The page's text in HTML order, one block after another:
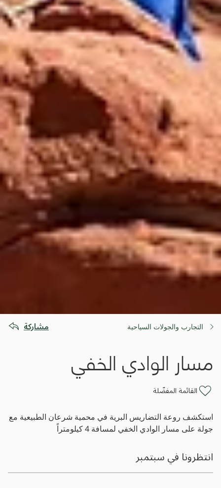
التجارب والجولات السياحية مشاركة
مسار الوادي الخفي
القائمة المفضّلة
استكشف روعة التضاريس البرية في محمية شرعان الطبيعية مع
جولة على مسار الوادي الخفي لمسافة 4 كيلومتراً
انتظرونا في سبتمبر